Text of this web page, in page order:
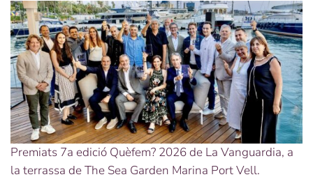
Premiats 7a edició Quèfem? 2026 de La Vanguardia, a
la terrassa de The Sea Garden Marina Port Vell.